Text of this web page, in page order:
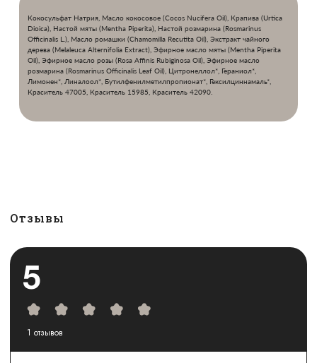
Кокосульфат Натрия, Масло кокосовое (Cocos Nucifera Oil), Крапива (Urtica
Dioica), Настой мяты (Mentha Piperita), Настой розмарина (Rosmarinus
Officinalis L.), Масло ромашки (Chamomilla Recutita Oil), Экстракт чайного
дерева (Melaleuca Alternifolia Extract), Эфирное масло мяты (Mentha Piperita
Oil), Эфирное масло розы (Rosa Affinis Rubiginosa Oil), Эфирное масло
розмарина (Rosmarinus Officinalis Leaf Oil), Цитронеллол*, Гераниол*,
Лимонен*, Линалоол*, Бутилфенилметилпропионат*, Гексилциннамаль*,
Краситель 47005, Краситель 15985, Краситель 42090.
Отзывы
5
1 отзывов